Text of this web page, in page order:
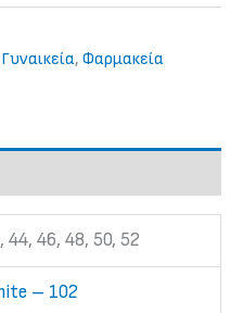
Γυναικεία, Φαρμακεία
44, 46, 48, 50, 52
– 102